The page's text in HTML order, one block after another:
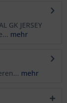
GK JERSEY
mehr
mehr